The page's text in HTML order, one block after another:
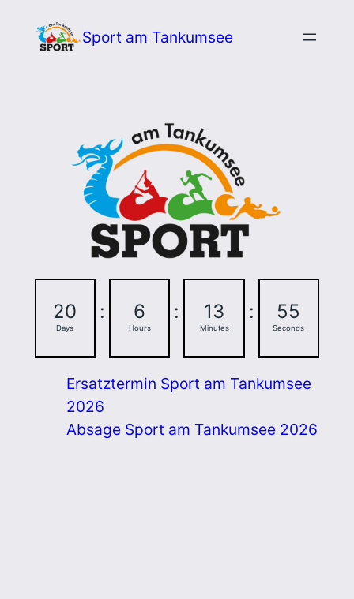
Inhalt
Sport am Tankumsee
20
Days
: 6
Hours
: 13
Minutes
: 54
Seconds
Ersatztermin Sport am Tankumsee
2026
Absage Sport am Tankumsee 2026